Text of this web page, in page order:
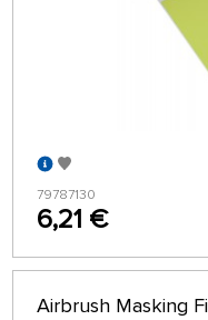
79787130
6,21 €
Airbrush Masking